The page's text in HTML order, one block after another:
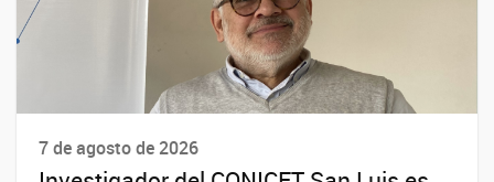
7 de agosto de 2026